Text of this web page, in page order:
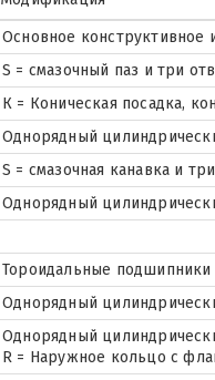
Основное конструктивное
S = смазочный паз и три
К = Коническая посадка,
Однорядный
S = смазочная канавка и
Однорядный
Тороидальные подшипники
Однорядный
Однорядный
R = Наружное кольцо с